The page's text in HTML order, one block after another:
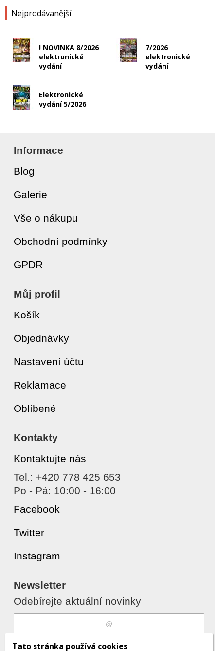
Nejprodávanější
! NOVINKA 8/2026
elektronické
vydání
7/2026
elektronické
vydání
Elektronické
vydání 5/2026
Informace
Blog
Galerie
Vše o nákupu
Obchodní podmínky
GPDR
Můj profil
Košík
Objednávky
Nastavení účtu
Reklamace
Oblíbené
Kontakty
Kontaktujte nás
Tel.: +420 778 425 653
Po - Pá: 10:00 - 16:00
Facebook
Twitter
Instagram
Newsletter
Odebírejte aktuální novinky
Souhlasím szpracováním osobních
Tato stránka používá cookies